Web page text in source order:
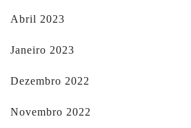
Abril 2023
Janeiro 2023
Dezembro 2022
Novembro 2022